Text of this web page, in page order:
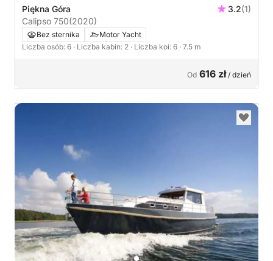
Piękna Góra 3.2(1)
Calipso 750(2020)
Bez sternika
Motor Yacht
Liczba osób: 6 · Liczba kabin: 2 · Liczba koi: 6 · 7.5 m
Od 616 zł/ dzień